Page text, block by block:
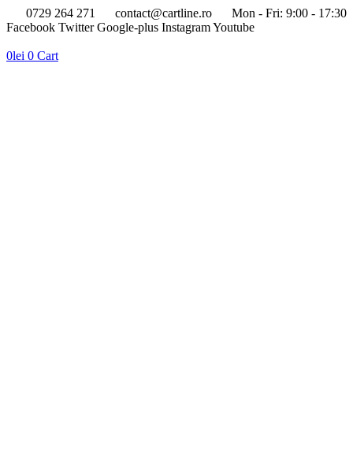
0729 264 271 contact@cartline.ro
Mon - Fri: 9:00 - 17:30
Facebook Twitter Google-plus InstagramYoutube
0lei 0 Cart